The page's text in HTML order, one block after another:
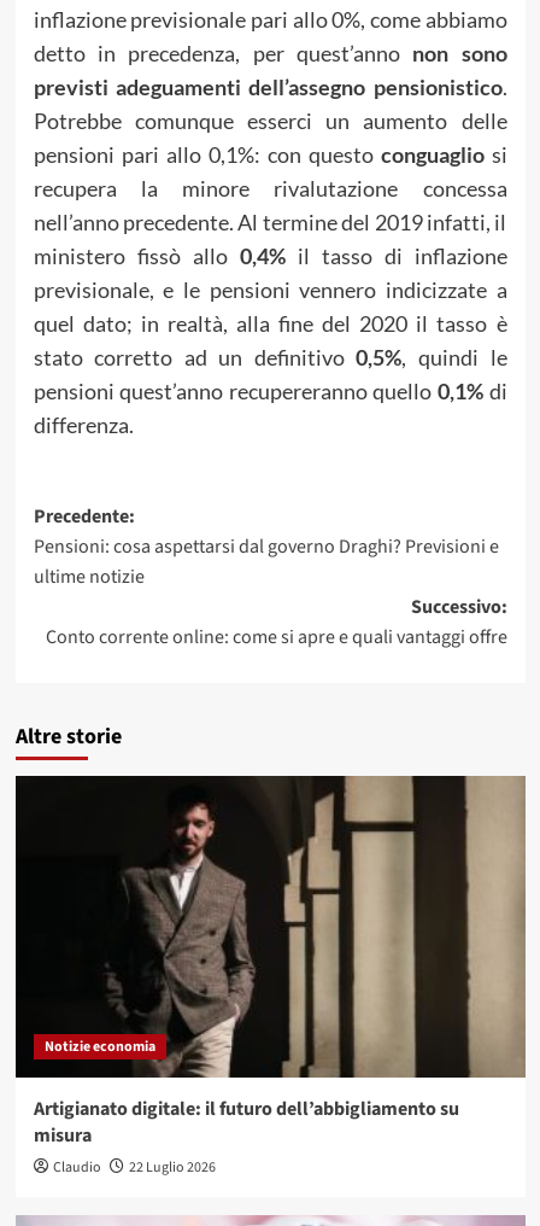
inflazione previsionale pari allo 0%, come abbiamo
detto in precedenza, per quest’anno non sono
previsti adeguamenti dell’assegno pensionistico.
Potrebbe comunque esserci un aumento delle
pensioni pari allo 0,1%: con questo conguagliosi
recupera la minore rivalutazione concessa
nell’anno precedente. Al termine del 2019 infatti, il
ministero fissò allo 0,4%il tasso di inflazione
previsionale, e le pensioni vennero indicizzate a
quel dato; in realtà, alla fine del 2020 il tasso è
stato corretto ad un definitivo0,5%, quindi le
pensioni quest’anno recupereranno quello 0,1%di
differenza.
Navigazione
articolo
Precedente:
Pensioni: cosa aspettarsi dal governo Draghi? Previsioni e
ultime notizie
Successivo:
Conto corrente online: come si apre e quali vantaggi offre
Altre storie
Notizie economia
Artigianato digitale: il futuro dell’abbigliamento su
misura
Claudio 22 Luglio 2026